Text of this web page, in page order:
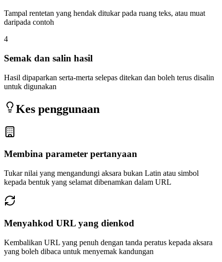
Tampal rentetan yang hendak ditukar pada ruang teks, atau muat
daripada contoh
4
Semak dan salin hasil
Hasil dipaparkan serta-merta selepas ditekan dan boleh terus disalin
untuk digunakan
Kes penggunaan
Membina parameter pertanyaan
Tukar nilai yang mengandungi aksara bukan Latin atau simbol
kepada bentuk yang selamat dibenamkan dalam URL
Menyahkod URL yang dienkod
Kembalikan URL yang penuh dengan tanda peratus kepada aksara
yang boleh dibaca untuk menyemak kandungan